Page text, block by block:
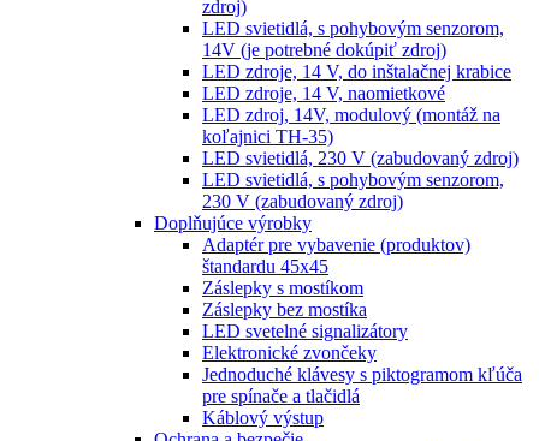
zdroj)
LED svietidlá, s pohybovým senzorom,
14V (je potrebné dokúpiť zdroj)
LED zdroje, 14 V, do inštalačnej krabice
LED zdroje, 14 V, naomietkové
LED zdroj, 14V, modulový (montáž na
koľajnici TH-35)
LED svietidlá, 230 V (zabudovaný zdroj)
LED svietidlá, s pohybovým senzorom,
230 V (zabudovaný zdroj)
Doplňujúce výrobky
Adaptér pre vybavenie (produktov)
štandardu 45x45
Záslepky s mostíkom
Záslepky bez mostíka
LED svetelné signalizátory
Elektronické zvončeky
Jednoduché klávesy s piktogramom kľúča
pre spínače a tlačidlá
Káblový výstup